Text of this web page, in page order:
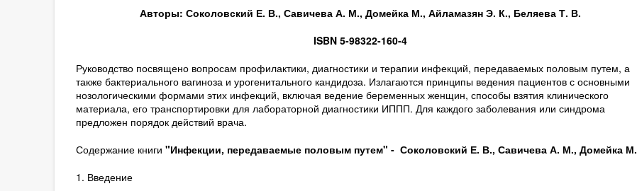
Авторы: Соколовский Е. В., Савичева А. М., Домейка М., Айламазян Э. К., Беляева Т. В.
ISBN 5-98322-160-4
Руководство посвящено вопросам профилактики, диагностики и терапии инфекций, передаваемых половым путем, а
также бактериального вагиноза и урогенитального кандидоза. Излагаются принципы ведения пациентов с основными
нозологическими формами этих инфекций, включая ведение беременных женщин, способы взятия клинического
материала, его транспортировки для лабораторной диагностики ИППП. Для каждого заболевания или синдрома
предложен порядок действий врача.
Содержание книги "Инфекции, передаваемые половым путем" - Соколовский Е. В., Савичева А. М., Домейка М.
1. Введение